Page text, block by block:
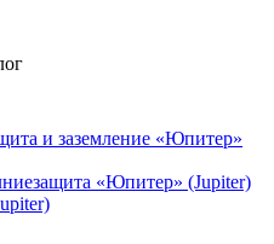
и заземление «Юпитер»
«Юпитер» (Jupiter)